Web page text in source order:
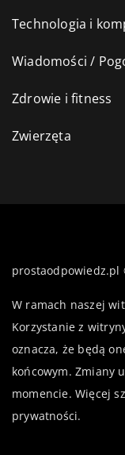
Technologia i
Wiadomości /
Zdrowie i fitness
Zwierzęta
prostaodpowiedz.pl
W ramach naszej
Korzystanie z
oznacza, że będą
końcowym. Zmiany
momencie. Więcej
prywatności.